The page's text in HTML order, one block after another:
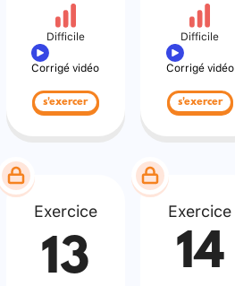
Difficile
Corrigé vidéo
s'exercer
Difficile
Corrigé vidéo
s'exercer
Exercice
13
Exercice
14